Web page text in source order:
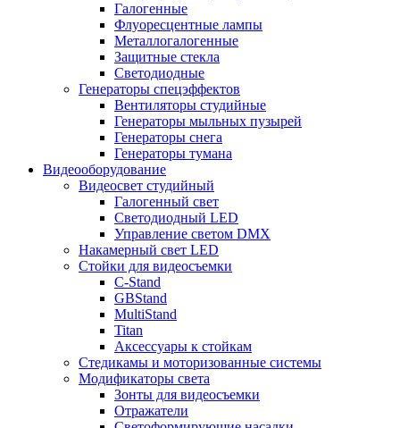
Галогенные
Флуоресцентные лампы
Металлогалогенные
Защитные стекла
Светодиодные
Генераторы спецэффектов
Вентиляторы студийные
Генераторы мыльных пузырей
Генераторы снега
Генераторы тумана
Видеооборудование
Видеосвет студийный
Галогенный свет
Светодиодный LED
Управление светом DMX
Накамерный свет LED
Стойки для видеосъемки
C-Stand
GBStand
MultiStand
Titan
Аксессуары к стойкам
Стедикамы и моторизованные системы
Модификаторы света
Зонты для видеосъемки
Отражатели